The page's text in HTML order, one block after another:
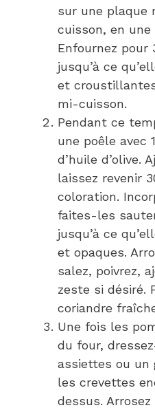
sur une plaque
cuisson, en une
Enfournez pour
jusqu’à ce
et
mi-cuisson.
Pendant ce
une poêle avec
d’huile d’olive.
laissez revenir
coloration.
faites-les
jusqu’à ce
et opaques.
salez, poivrez,
zeste si désiré.
coriandre
Une fois les
du four,
assiettes ou un
les crevettes
dessus.